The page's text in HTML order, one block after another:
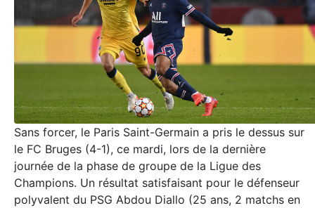
Sans forcer, le Paris Saint-Germain a pris le dessus sur
le FC Bruges (4-1), ce mardi, lors de la dernière
journée de la phase de groupe de la Ligue des
Champions. Un résultat satisfaisant pour le défenseur
polyvalent du PSG Abdou Diallo (25 ans, 2 matchs en